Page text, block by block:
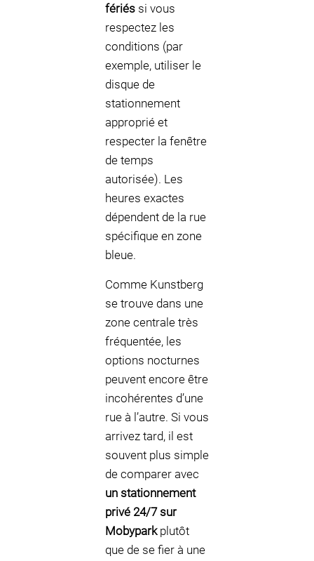
fériés si vous
respectez les
conditions (par
exemple, utiliser le
disque de
stationnement
approprié et
respecter la fenêtre
de temps
autorisée). Les
heures exactes
dépendent de la rue
spécifique en zone
bleue.
Comme Kunstberg
se trouve dans une
zone centrale très
fréquentée, les
options nocturnes
peuvent encore être
incohérentes d’une
rue à l’autre. Si vous
arrivez tard, il est
souvent plus simple
de comparer avec
un stationnement
privé 24/7 sur
Mobyparkplutôt
que de se fier à une